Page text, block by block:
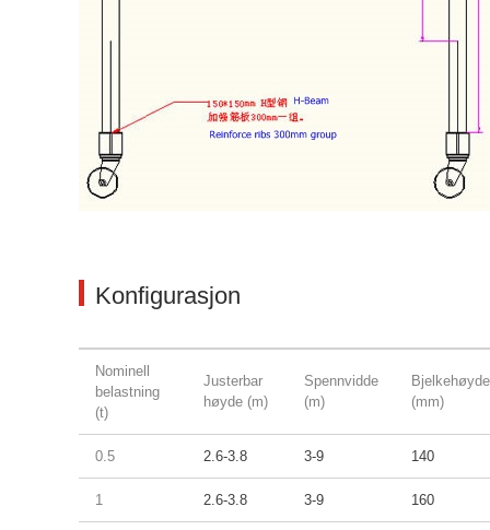
Konfigurasjon
Nominell
belastning
(t)
Justerbar
høyde (m)
Spennvidde
(m)
Bjelkehøyde
(mm)
0.5 2.6-3.8 3-9 140
1 2.6-3.8 3-9 160